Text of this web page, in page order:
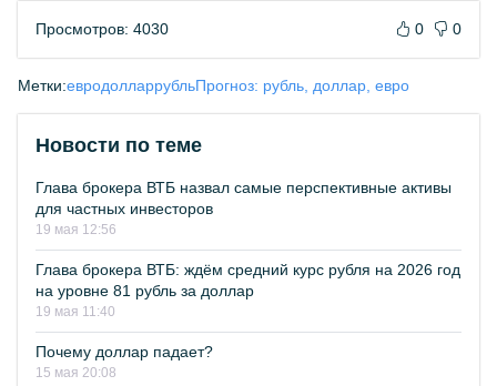
Просмотров: 4030 0 0
Метки:евродолларрубльПрогноз: рубль, доллар, евро
Новости по теме
Глава брокера ВТБ назвал самые перспективные активы
для частных инвесторов
19 мая 12:56
Глава брокера ВТБ: ждём средний курс рубля на 2026 год
на уровне 81 рубль за доллар
19 мая 11:40
Почему доллар падает?
15 мая 20:08